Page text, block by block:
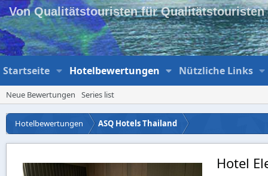
Von Qualitätstouristen für Qualitätstouristen
Startseite Hotelbewertungen Nützliche Links
Neue Bewertungen Series list
Hotelbewertungen ASQ Hotels Thailand
Hotel